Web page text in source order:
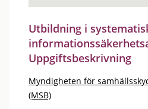
Utbildning i
Uppgiftsbeskrivning
Myndigheten för
(MSB)